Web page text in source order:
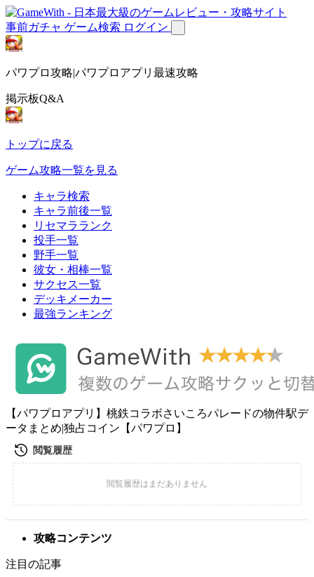
事前ガチャ ゲーム検索 ログイン
パワプロ攻略|パワプロアプリ最速攻略
掲示板Q&A
トップに戻る
ゲーム攻略一覧を見る
キャラ検索
キャラ前後一覧
リセマラランク
投手一覧
野手一覧
彼女・相棒一覧
サクセス一覧
デッキメーカー
最強ランキング
【パワプロアプリ】桃鉄コラボさいころパレードの物件駅デ
ータまとめ|独占コイン【パワプロ】
攻略コンテンツ
注目の記事